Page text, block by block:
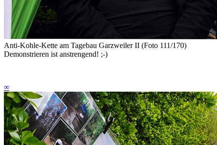
Anti-Kohle-Kette am Tagebau Garzweiler II (Foto 111/170)
Demonstrieren ist anstrengend! ;-)
∞